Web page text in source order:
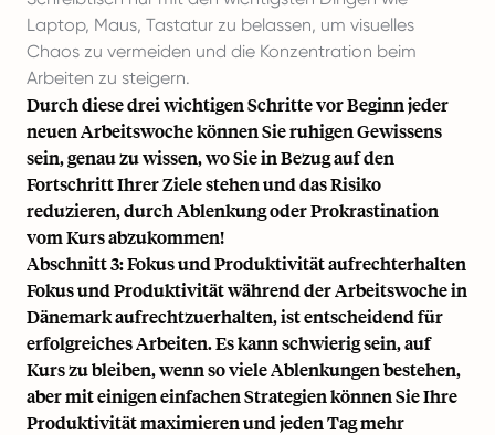
Laptop, Maus, Tastatur zu belassen, um visuelles
Chaos zu vermeiden und die Konzentration beim
Arbeiten zu steigern.
Durch diese drei wichtigen Schritte vor Beginn jeder
neuen Arbeitswoche können Sie ruhigen Gewissens
sein, genau zu wissen, wo Sie in Bezug auf den
Fortschritt Ihrer Ziele stehen und das Risiko
reduzieren, durch Ablenkung oder Prokrastination
vom Kurs abzukommen!
Abschnitt 3: Fokus und Produktivität aufrechterhalten
Fokus und Produktivität während der Arbeitswoche in
Dänemark aufrechtzuerhalten, ist entscheidend für
erfolgreiches Arbeiten. Es kann schwierig sein, auf
Kurs zu bleiben, wenn so viele Ablenkungen bestehen,
aber mit einigen einfachen Strategien können Sie Ihre
Produktivität maximieren und jeden Tag mehr